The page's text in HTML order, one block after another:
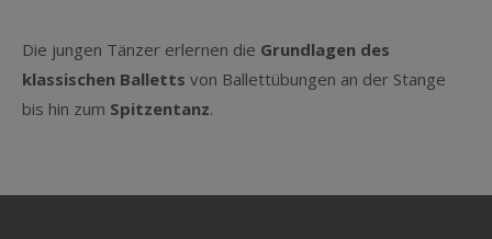
Die jungen Tänzer erlernen die Grundlagen des
klassischen Balletts von Ballettübungen an der Stange
bis hin zum Spitzentanz.